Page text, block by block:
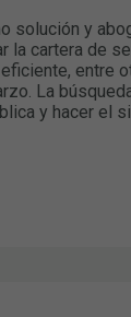
solución y
la cartera de
entre
La
y hacer el